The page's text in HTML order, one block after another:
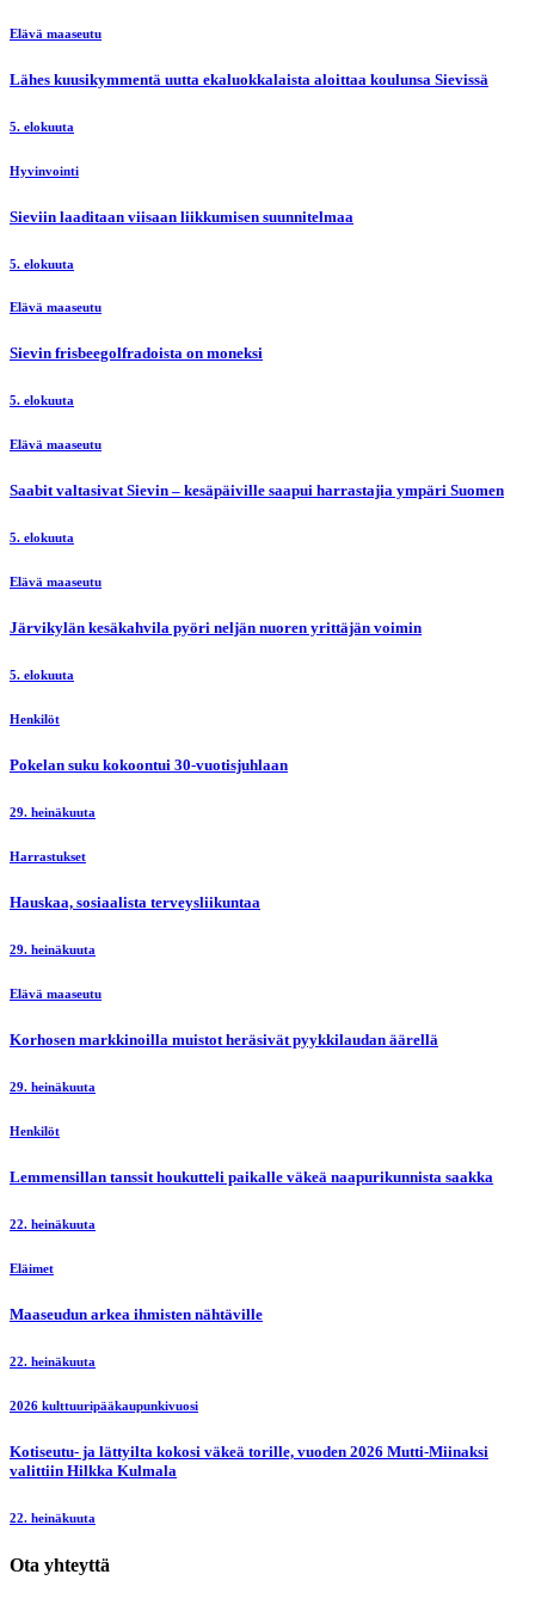
Elävä maaseutu
Lähes kuusikymmentä uutta ekaluokkalaista aloittaa koulunsa Sievissä
5. elokuuta
Hyvinvointi
Sieviin laaditaan viisaan liikkumisen suunnitelmaa
5. elokuuta
Elävä maaseutu
Sievin frisbeegolfradoista on moneksi
5. elokuuta
Elävä maaseutu
Saabit valtasivat Sievin – kesäpäiville saapui harrastajia ympäri Suomen
5. elokuuta
Elävä maaseutu
Järvikylän kesäkahvila pyöri neljän nuoren yrittäjän voimin
5. elokuuta
Henkilöt
Pokelan suku kokoontui 30-vuotisjuhlaan
29. heinäkuuta
Harrastukset
Hauskaa, sosiaalista terveysliikuntaa
29. heinäkuuta
Elävä maaseutu
Korhosen markkinoilla muistot heräsivät pyykkilaudan äärellä
29. heinäkuuta
Henkilöt
Lemmensillan tanssit houkutteli paikalle väkeä naapurikunnista saakka
22. heinäkuuta
Eläimet
Maaseudun arkea ihmisten nähtäville
22. heinäkuuta
2026 kulttuuripääkaupunkivuosi
Kotiseutu- ja lättyilta kokosi väkeä torille, vuoden 2026 Mutti-Miinaksi
valittiin Hilkka Kulmala
22. heinäkuuta
Ota yhteyttä